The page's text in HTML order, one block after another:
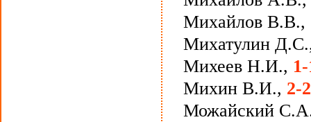
Михайлов В.В.,
Михатулин
Михеев Н.И.,
Михин В.И., 2-
Можайский